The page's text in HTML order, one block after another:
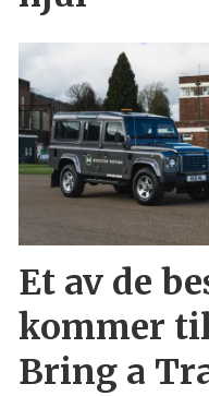
Et av de
kommer
Bring a